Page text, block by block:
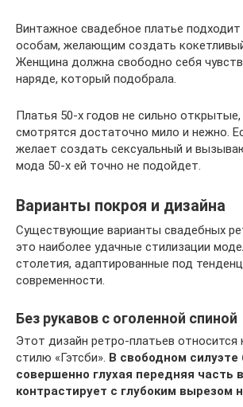
Винтажное свадебное платье
особам, желающим создать
Женщина должна свободно себя
наряде, который подобрала.
Платья 50-х годов не сильно
смотрятся достаточно мило и нежно.
желает создать сексуальный и
мода 50-х ей точно не подойдет.
Варианты покроя и дизайна
Существующие варианты свадебных
это наиболее удачные стилизации
столетия, адаптированные под
современности.
Без рукавов с оголенной спиной
Этот дизайн ретро-платьев относится
стилю «Гэтсби». В свободном силуэте
совершенно глухая передняя часть
контрастирует с глубоким вырезом